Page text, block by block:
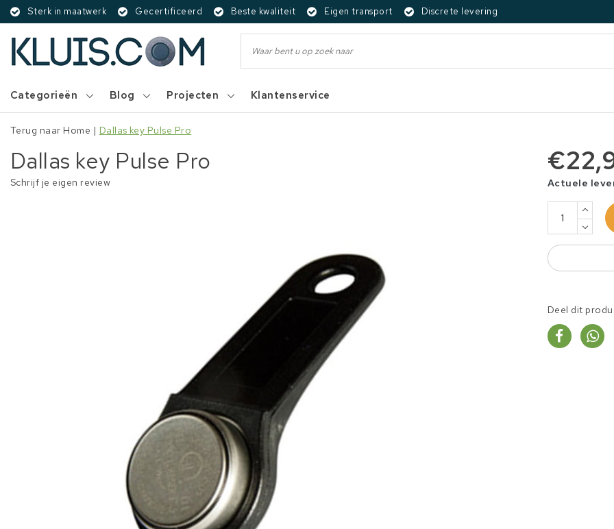
Sterk in maatwerk Gecertificeerd Beste kwaliteit Eigen transport Discrete levering
Categorieën Blog Projecten Klantenservice
Terug naar Home | Dallas key Pulse Pro
Dallas key Pulse Pro
Schrijf je eigen review Actuele
Deel dit